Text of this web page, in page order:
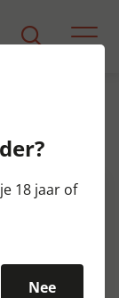
ltr 5%
18 jaar of
Nee